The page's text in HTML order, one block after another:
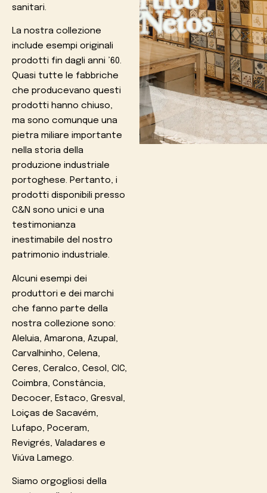
sanitari.
La nostra collezione
include esempi originali
prodotti fin dagli anni ’60.
Quasi tutte le fabbriche
che producevano questi
prodotti hanno chiuso,
ma sono comunque una
pietra miliare importante
nella storia della
produzione industriale
portoghese. Pertanto, i
prodotti disponibili presso
C&N sono unici e una
testimonianza
inestimabile del nostro
patrimonio industriale.
Alcuni esempi dei
produttori e dei marchi
che fanno parte della
nostra collezione sono:
Aleluia, Amarona, Azupal,
Carvalhinho, Celena,
Ceres, Ceralco, Cesol, CIC,
Coimbra, Constância,
Decocer, Estaco, Gresval,
Loiças de Sacavém,
Lufapo, Poceram,
Revigrés, Valadares e
Viúva Lamego.
Siamo orgogliosi della